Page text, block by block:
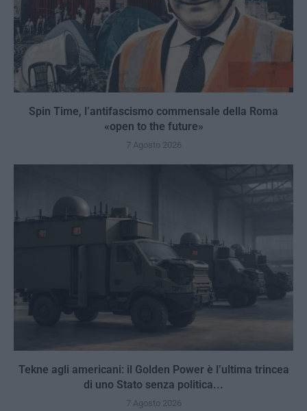
Spin Time, l’antifascismo commensale della Roma
«open to the future»
7 Agosto 2026
Tekne agli americani: il Golden Power è l’ultima trincea
di uno Stato senza politica...
7 Agosto 2026